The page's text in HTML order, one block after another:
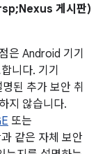
게시판)
은 Android 기기
니다. 기기
된 추가 보안 취
지 않습니다.
또는
같은 자체 보안